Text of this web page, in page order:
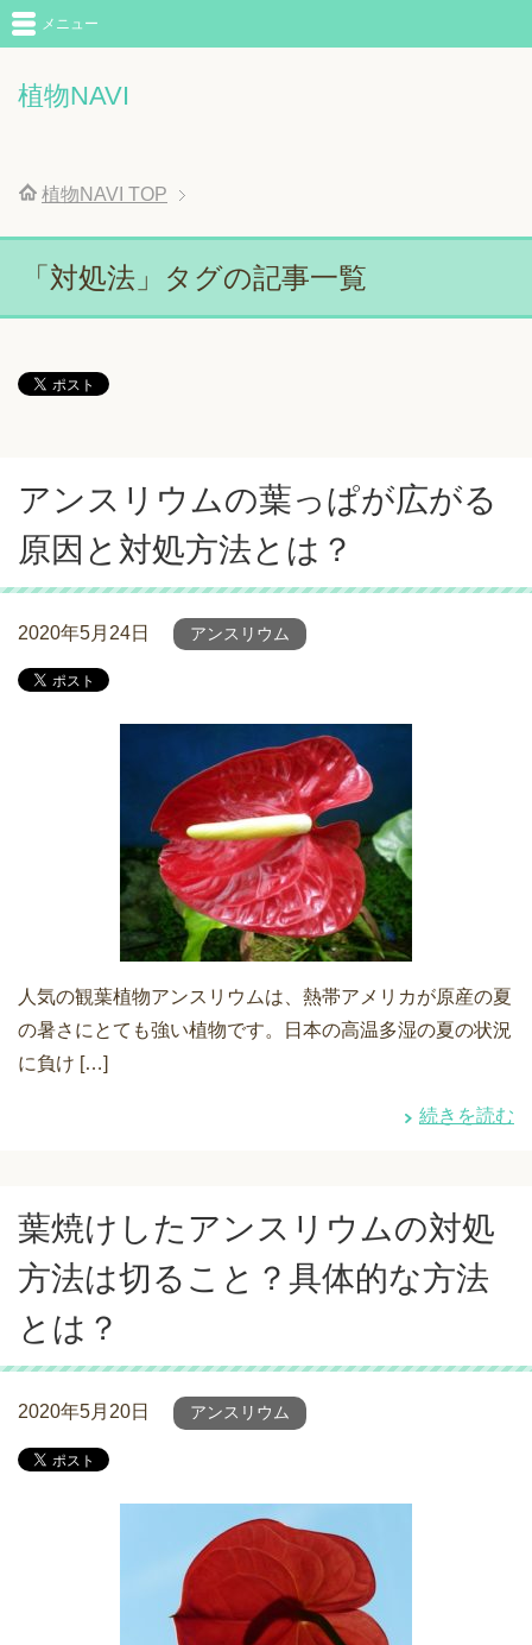
植物NAVI
メニュー
植物NAVI TOP
「対処法」タグの記事一覧
アンスリウムの葉っぱが広がる
原因と対処方法とは？
2020年5月24日 アンスリウム
人気の観葉植物アンスリウムは、熱帯アメリカが原産の夏
の暑さにとても強い植物です。日本の高温多湿の夏の状況
に負け […]
続きを読む
葉焼けしたアンスリウムの対処
方法は切ること？具体的な方法
とは？
2020年5月20日 アンスリウム